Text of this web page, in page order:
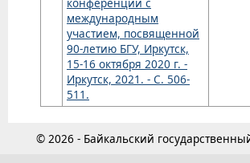
международным
участием, посвященной
90-летию БГУ, Иркутск,
15-16 октября 2020 г. -
Иркутск, 2021. - С. 506-
511.
© 2026 - Байкальский